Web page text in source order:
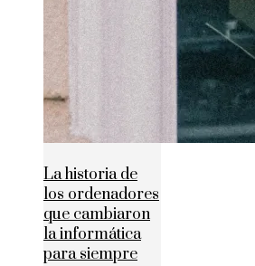
La historia de
los ordenadores
que cambiaron
la informática
para siempre